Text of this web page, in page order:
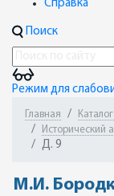
Справка
Поиск
Режим для
Главная
Исторический
Д. 9
М.И.